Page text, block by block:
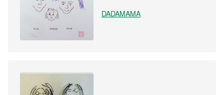
DADAMAMA